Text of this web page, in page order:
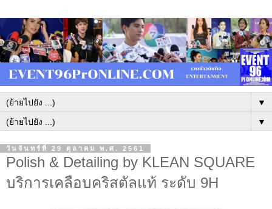
▼
▼
วันจันทร์ที่ 29 ตุลาคม พ.ศ. 2561
Polish & Detailing by KLEAN SQUARE
บริการเคลือบคริสตัลแท้ ระดับ 9H